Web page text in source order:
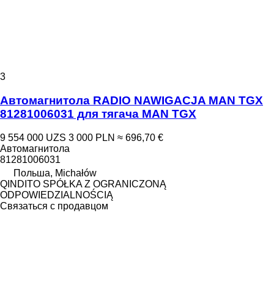
3
Автомагнитола RADIO NAWIGACJA MAN TGX
81281006031 для тягача MAN TGX
9 554 000 UZS 3 000 PLN ≈ 696,70 €
Автомагнитола
81281006031
Польша, Michałów
QINDITO SPÓŁKA Z OGRANICZONĄ
ODPOWIEDZIALNOŚCIĄ
Связаться с продавцом